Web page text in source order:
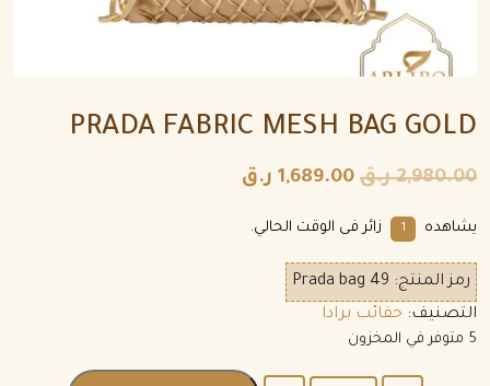
PRADA FABRIC MESH BAG GOLD
2,980.00 ر.ق 1,689.00 ر.ق
يشاهده 1 زائر فى الوقت الحالي.
رمز المنتج: Prada bag 49
التصنيف: حقائب برادا
5 متوفر في المخزون